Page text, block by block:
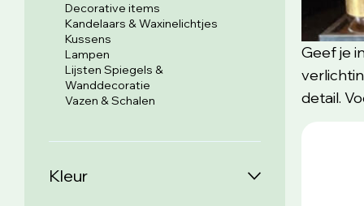
Decorative items
Kandelaars & Waxinelichtjes
Kussens
Lampen
Lijsten Spiegels &
Wanddecoratie
Vazen & Schalen
Kleur
Geef je
detail.